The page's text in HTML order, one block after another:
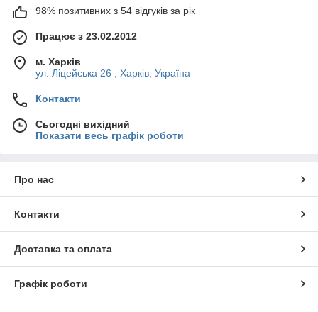
98% позитивних з 54 відгуків за рік
Працює з 23.02.2012
м. Харків
ул. Ліцейська 26 , Харків, Україна
Контакти
Сьогодні вихідний
Показати весь графік роботи
Про нас
Контакти
Доставка та оплата
Графік роботи